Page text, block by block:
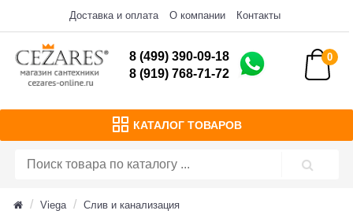
Доставка и оплата О компании Контакты
8 (499) 390-09-18
8 (919) 768-71-72
0
КАТАЛОГ ТОВАРОВ
Viega Слив и канализация